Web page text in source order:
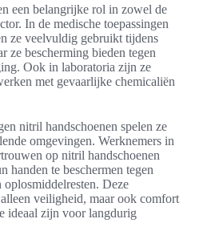
een belangrijke rol in zowel de
In de medische toepassingen
ze veelvuldig gebruikt tijdens
ze bescherming bieden tegen
Ook in laboratoria zijn ze
met gevaarlijke chemicaliën
nitril handschoenen spelen ze
omgevingen. Werknemers in
op nitril handschoenen
handen te beschermen tegen
Deze
veiligheid, maar ook comfort
ideaal zijn voor langdurig